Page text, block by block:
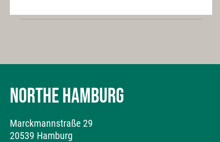
NORTHE HAMBURG
Marckmannstraße 29
20539 Hamburg